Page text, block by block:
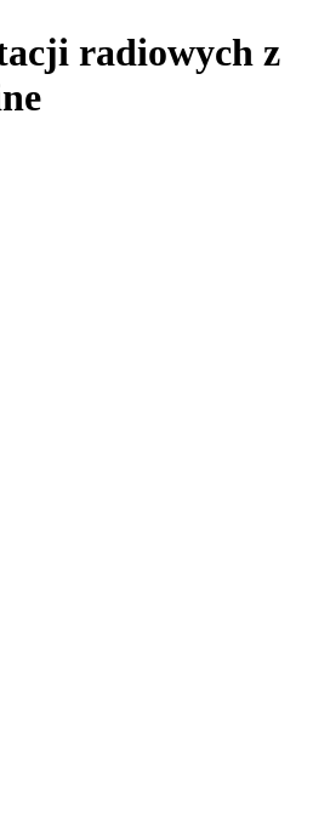
radiowych z